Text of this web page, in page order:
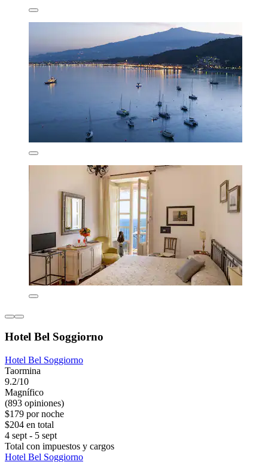
Hotel Bel Soggiorno
Hotel Bel Soggiorno
Taormina
9.2/10
Magnífico
(893 opiniones)
$179 por noche
$204 en total
4 sept - 5 sept
Total con impuestos y cargos
Hotel Bel Soggiorno